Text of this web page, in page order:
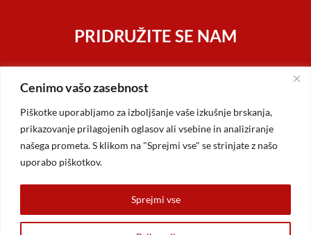
Cenimo vašo zasebnost
Piškotke uporabljamo za izboljšanje vaše izkušnje brskanja,
prikazovanje prilagojenih oglasov ali vsebine in analiziranje
našega prometa. S klikom na "Sprejmi vse" se strinjate z našo
uporabo piškotkov.
Sprejmi vse
PRIDRUŽITE SE NAM